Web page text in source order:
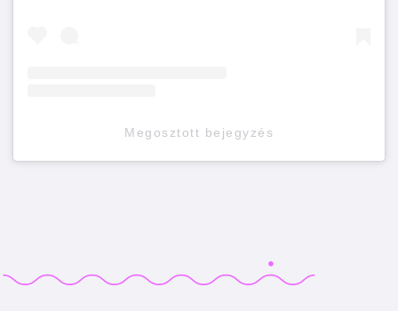
Megosztott bejegyzés